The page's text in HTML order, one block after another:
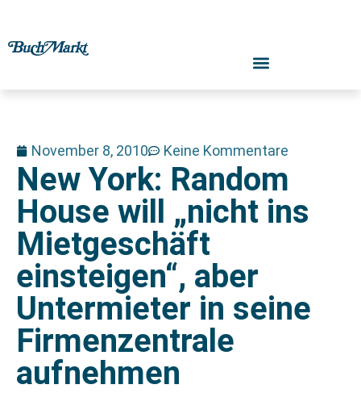
November 8, 2010 Keine Kommentare
New York: Random
House will „nicht ins
Mietgeschäft
einsteigen“, aber
Untermieter in seine
Firmenzentrale
aufnehmen